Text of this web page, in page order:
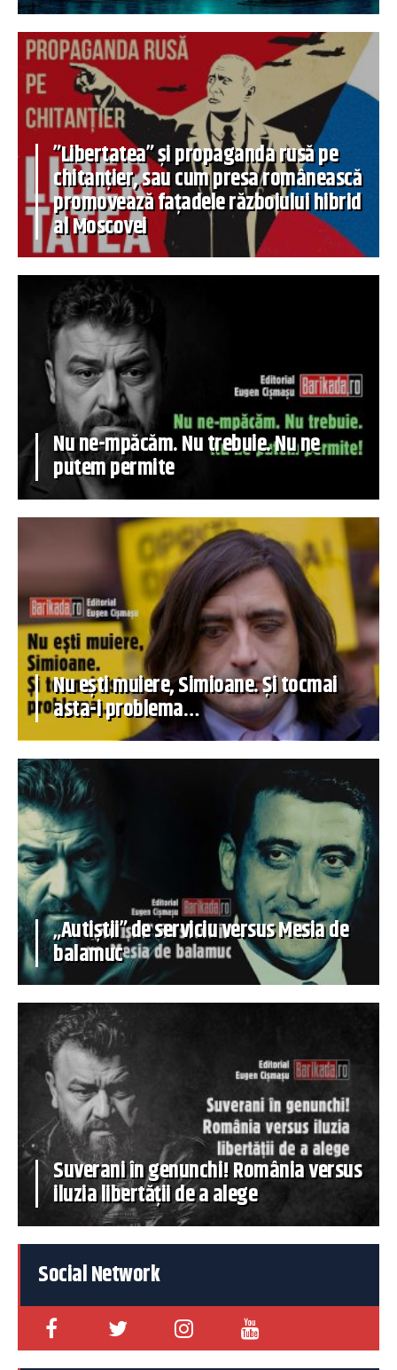
”Libertatea” și propaganda rusă pe
chitanțier, sau cum presa românească
promovează fațadele războiului hibrid
al Moscovei
Nu ne-mpăcăm. Nu trebuie. Nu ne
putem permite
Nu ești muiere, Simioane. Și tocmai
asta-i problema…
„Autiștii” de serviciu versus Mesia de
balamuc
Suverani în genunchi! România versus
iluzia libertății de a alege
Social Network